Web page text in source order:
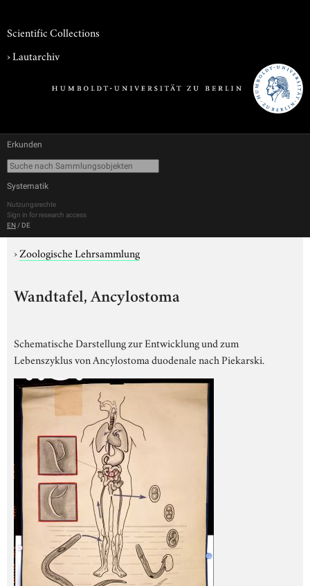
Scientific Collections
›Lautarchiv
Erkunden
Systematik
Nutzungsrechte
Sign in for research access
EN / DE
›Zoologische Lehrsammlung
Wandtafel, Ancylostoma
Schematische Darstellung zur Entwicklung und zum
Lebenszyklus von Ancylostoma duodenale nach Piekarski.